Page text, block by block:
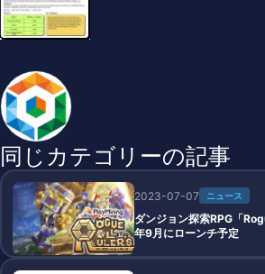
同じカテゴリーの記事
2023-07-07 ニュース
ダンジョン探索RPG「
年9月にローンチ予定